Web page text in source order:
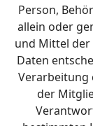
Person,
allein oder
und Mittel
Daten
Verarbeitung
der